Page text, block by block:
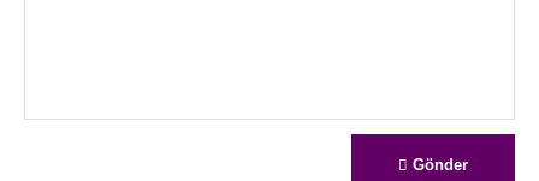
Gönder